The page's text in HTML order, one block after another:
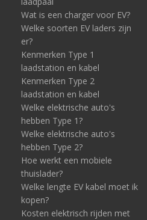
Wat is een charger voor EV?
Welke soorten EV laders zijn
er?
Kenmerken Type 1
laadstation en kabel
Kenmerken Type 2
laadstation en kabel
Welke elektrische auto's
hebben Type 1?
Welke elektrische auto's
hebben Type 2?
Hoe werkt een mobiele
thuislader?
Welke lengte EV kabel moet ik
kopen?
Kosten elektrisch rijden met